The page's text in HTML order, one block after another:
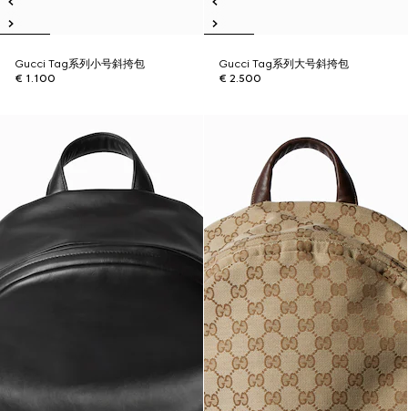
Gucci Tag系列小号斜挎包
€ 1.100
Gucci Tag系列大号斜挎包
€ 2.500